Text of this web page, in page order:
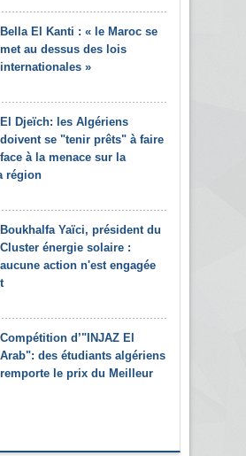
Bella El Kanti : « le Maroc se
met au dessus des lois
internationales »
El Djeïch: les Algériens
doivent se "tenir prêts" à faire
face à la menace sur la
région
Boukhalfa Yaïci, président du
Cluster énergie solaire :
aucune action n'est engagée
Compétition d’"INJAZ El
Arab": des étudiants algériens
remporte le prix du Meilleur